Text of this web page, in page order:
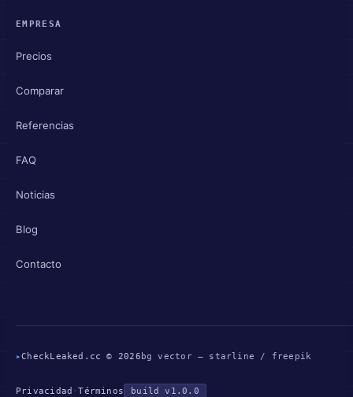
EMPRESA
Precios
Comparar
Referencias
FAQ
Noticias
Blog
Contacto
▸CheckLeaked.cc © 2026 bg vector — starline / freepik
Privacidad ·Términos build v1.0.0